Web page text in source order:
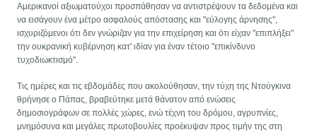
Αμερικανοί αξιωματούχοι προσπάθησαν να αντιστρέψουν τα δεδομένα και
να εισάγουν ένα μέτρο ασφαλούς απόστασης και "εύλογης άρνησης",
ισχυριζόμενοι ότι δεν γνώριζαν για την επιχείρηση και ότι είχαν "επιπλήξει"
την ουκρανική κυβέρνηση κατ' ιδίαν για έναν τέτοιο "επικίνδυνο
τυχοδιωκτισμό".
Τις ημέρες και τις εβδομάδες που ακολούθησαν, την τύχη της Ντούγκινα
θρήνησε ο Πάπας, βραβεύτηκε μετά θάνατον από ενώσεις
δημοσιογράφων σε πολλές χώρες, ενώ τέχνη του δρόμου, αγρυπνίες,
μνημόσυνα και μεγάλες πρωτοβουλίες προέκυψαν προς τιμήν της στη